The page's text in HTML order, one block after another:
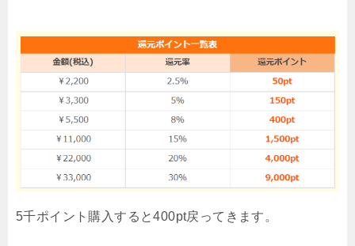
5千ポイント購入すると400pt戻ってきます。